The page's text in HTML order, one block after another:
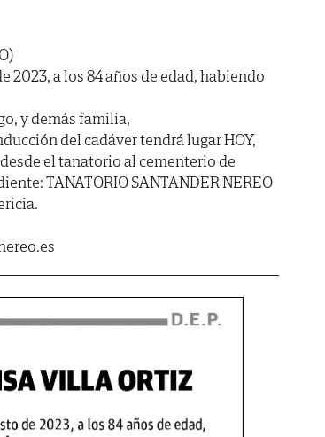
2023, a los 84 años de edad, habiendo
y demás familia,
del cadáver tendrá lugar HOY,
desde el tanatorio al cementerio de
TANATORIO SANTANDER NEREO